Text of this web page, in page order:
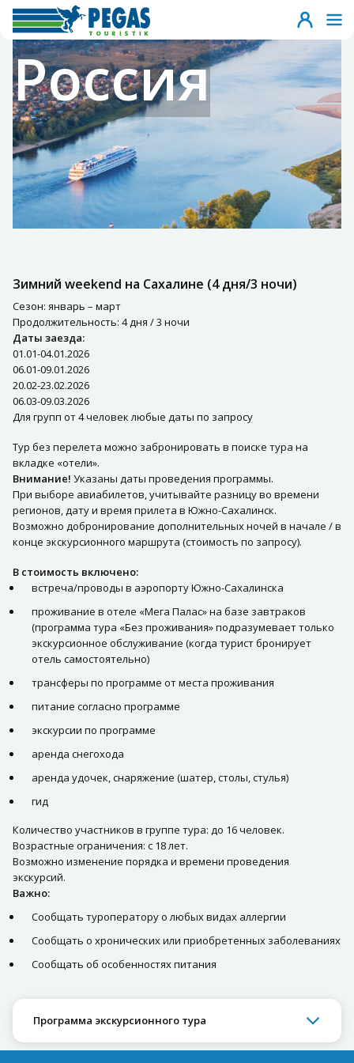
Россия
Зимний weekend на Сахалине (4 дня/3 ночи)
Сезон: январь – март
Продолжительность: 4 дня / 3 ночи
Даты заезда:
01.01-04.01.2026
06.01-09.01.2026
20.02-23.02.2026
06.03-09.03.2026
Для групп от 4 человек любые даты по запросу
Тур без перелета можно забронировать в поиске тура на
вкладке «отели».
Внимание! Указаны даты проведения программы.
При выборе авиабилетов, учитывайте разницу во времени
регионов, дату и время прилета в Южно-Сахалинск.
Возможно добронирование дополнительных ночей в начале / в
конце экскурсионного маршрута (стоимость по запросу).
В стоимость включено:
встреча/проводы в аэропорту Южно-Сахалинска
проживание в отеле «Мега Палас» на базе завтраков
(программа тура «Без проживания» подразумевает только
экскурсионное обслуживание (когда турист бронирует
отель самостоятельно)
трансферы по программе от места проживания
питание согласно программе
экскурсии по программе
аренда снегохода
аренда удочек, снаряжение (шатер, столы, стулья)
гид
Количество участников в группе тура: до 16 человек.
Возрастные ограничения: с 18 лет.
Возможно изменение порядка и времени проведения
экскурсий.
Важно:
Сообщать туроператору о любых видах аллергии
Сообщать о хронических или приобретенных заболеваниях
Сообщать об особенностях питания
Программа экскурсионного тура